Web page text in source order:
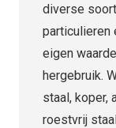
diverse
particulieren
eigen
hergebruik.
staal, koper,
roestvrij